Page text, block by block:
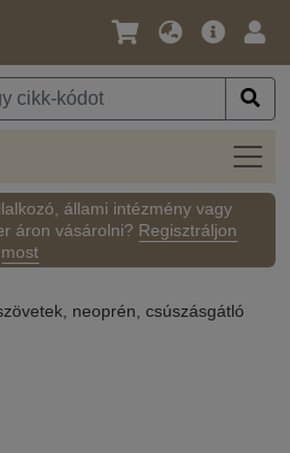
Nyelv
Pénznem
Fő
állami intézmény vagy
áron vásárolni? Regisztráljon
most
neoprén, csúszásgátló